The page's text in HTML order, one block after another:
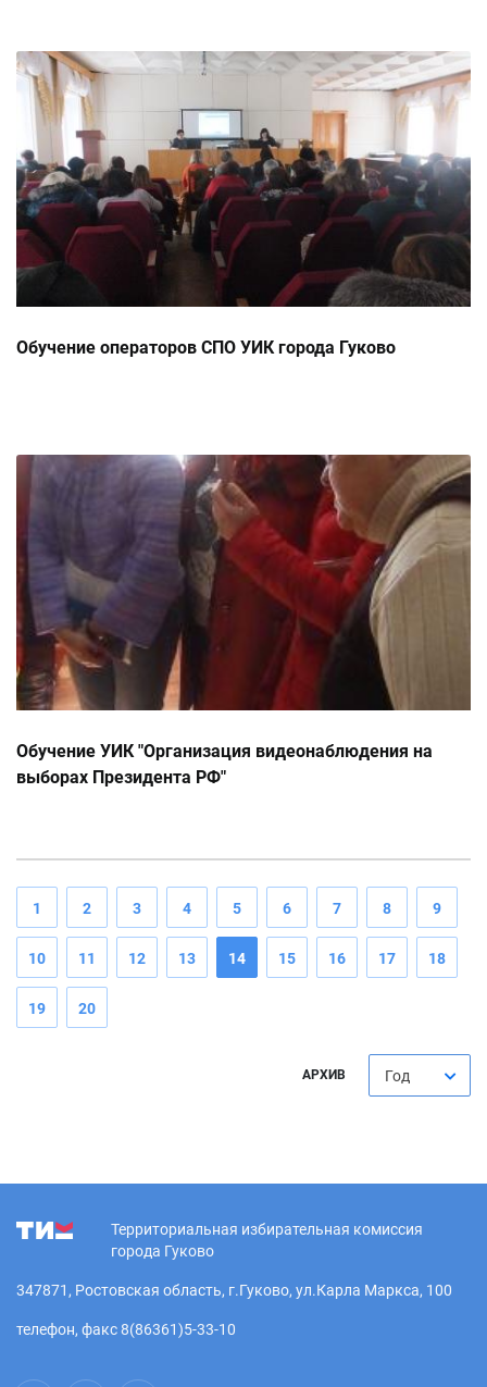
Обучение операторов СПО УИК города Гуково
Обучение УИК "Организация видеонаблюдения на
выборах Президента РФ"
1 2 3 4 5 6 7 8 9
10 11 12 13 14 15 16 17 18
19 20
АРХИВ Год
Территориальная избирательная комиссия
города Гуково
347871, Ростовская область, г.Гуково, ул.Карла Маркса, 100
телефон, факс 8(86361)5-33-10